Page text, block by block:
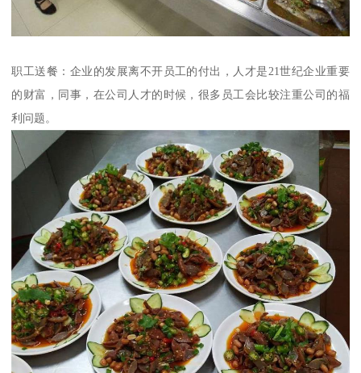
职工送餐：企业的发展离不开员工的付出，人才是21世纪企业重要
的财富，同事，在公司人才的时候，很多员工会比较注重公司的福
利问题。